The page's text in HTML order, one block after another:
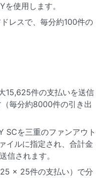
使用します。
レスで、毎分約100件の
15,625件の支払いを送信
毎分約8000件の引き出
SCを三重のファンアウト
イルに指定され、合計金
信されます。
x 25件の支払い）で分